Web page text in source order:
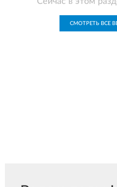
СМОТРЕТЬ ВСЕ